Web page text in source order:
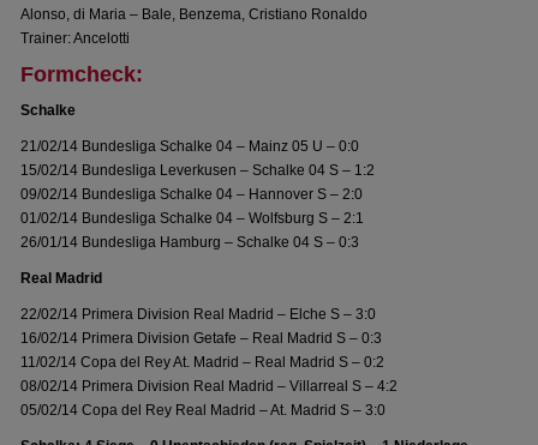
Alonso, di Maria – Bale, Benzema, Cristiano Ronaldo
Trainer: Ancelotti
Formcheck:
Schalke
21/02/14 Bundesliga Schalke 04 – Mainz 05 U – 0:0
15/02/14 Bundesliga Leverkusen – Schalke 04 S – 1:2
09/02/14 Bundesliga Schalke 04 – Hannover S – 2:0
01/02/14 Bundesliga Schalke 04 – Wolfsburg S – 2:1
26/01/14 Bundesliga Hamburg – Schalke 04 S – 0:3
Real Madrid
22/02/14 Primera Division Real Madrid – Elche S – 3:0
16/02/14 Primera Division Getafe – Real Madrid S – 0:3
11/02/14 Copa del Rey At. Madrid – Real Madrid S – 0:2
08/02/14 Primera Division Real Madrid – Villarreal S – 4:2
05/02/14 Copa del Rey Real Madrid – At. Madrid S – 3:0